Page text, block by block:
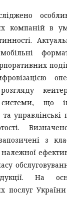
компаній в
розгляду
системи, що
та
з
На
послуг